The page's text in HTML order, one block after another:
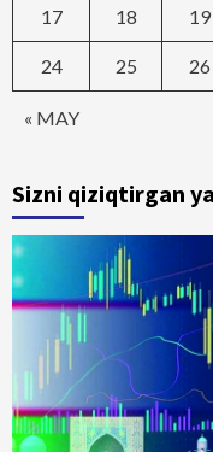
« MAY
17 18 19
24 25 26
Sizni qiziqtirgan